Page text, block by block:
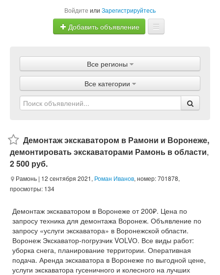
Войдите или Зарегистрируйтесь
Добавить объявление
Объявления
Магазины
Услуги
Все регионы
Все категории
Демонтаж экскаватором в Рамони и Воронеже,
демонтировать экскаваторами Рамонь в области,
2 500 руб.
Рамонь | 12 сентября 2021, Роман Иванов, номер: 701878,
просмотры: 134
Демонтаж экскаватором в Воронеже от 200₽. Цена по
запросу техника для демонтажа Воронеж. Объявление по
запросу «услуги экскаватора» в Воронежской области.
Воронеж Экскаватор-погрузчик VОLVО. Все виды работ:
уборка снега, планирование территории. Оперативная
подача. Аренда экскаватора в Воронеже по выгодной цене,
услуги экскаватора гусеничного и колесного на лучших